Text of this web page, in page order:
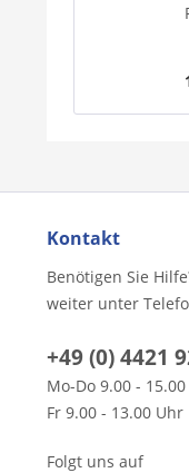
Kontakt
Benötigen Sie
weiter unter
+49 (0) 4421
Mo-Do 9.00 -
Fr 9.00 - 13.00 Uhr
Folgt uns auf